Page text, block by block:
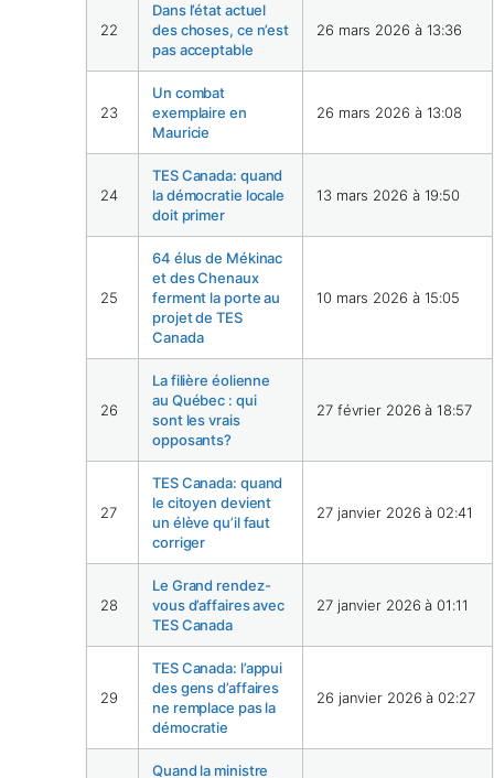
22
Dans l’état actuel
des choses, ce n’est
pas acceptable
26 mars 2026 à 13:36
23
Un combat
exemplaire en
Mauricie
26 mars 2026 à 13:08
24
TES Canada: quand
la démocratie locale
doit primer
13 mars 2026 à 19:50
25
64 élus de Mékinac
et des Chenaux
ferment la porte au
projet de TES
Canada
10 mars 2026 à 15:05
26
La filière éolienne
au Québec : qui
sont les vrais
opposants?
27 février 2026 à 18:57
27
TES Canada: quand
le citoyen devient
un élève qu’il faut
corriger
27 janvier 2026 à 02:41
28
Le Grand rendez-
vous d’affaires avec
TES Canada
27 janvier 2026 à 01:11
29
TES Canada: l’appui
des gens d’affaires
ne remplace pas la
démocratie
26 janvier 2026 à 02:27
Quand la ministre